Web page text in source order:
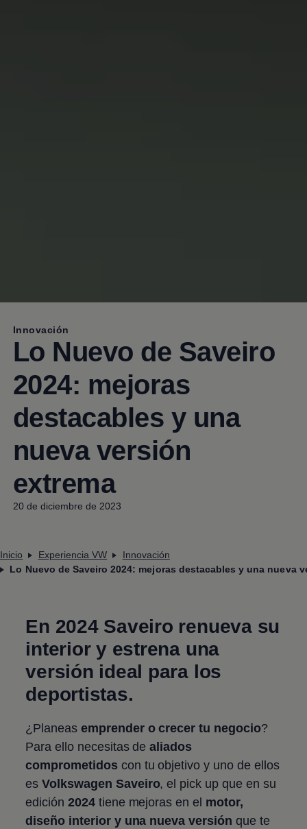
Innovación
Lo Nuevo de Saveiro
2024: mejoras
destacables y una
nueva versión
extrema
20 de diciembre de 2023
Inicio Experiencia VW
Innovación
Lo Nuevo de Saveiro 2024: mejoras destacables y una nueva
En 2024 Saveiro renueva su
interior y estrena una
versión ideal para los
deportistas.
¿Planeas emprender o crecer tu negocio?
Para ello necesitas dealiados
comprometidos con tu objetivo y uno de ellos
esVolkswagen Saveiro, el pick up que en su
edición 2024tiene mejoras en el motor,
diseño interior y una nueva versión que te